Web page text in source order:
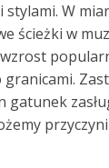
stylami. W
ścieżki w
gatunek